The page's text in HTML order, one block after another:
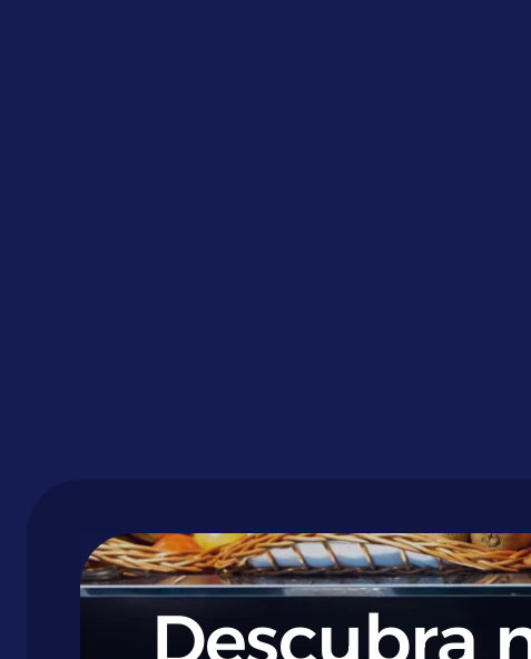
Descubra